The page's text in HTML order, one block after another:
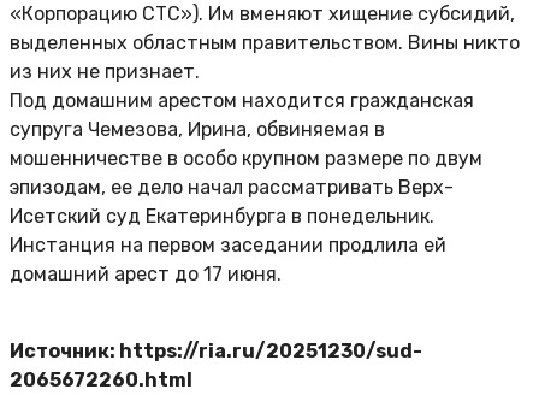
«Корпорацию СТС»). Им вменяют хищение субсидий,
выделенных областным правительством. Вины никто
из них не признает.
Под домашним арестом находится гражданская
супруга Чемезова, Ирина, обвиняемая в
мошенничестве в особо крупном размере по двум
эпизодам, ее дело начал рассматривать Верх-
Исетский суд Екатеринбурга в понедельник.
Инстанция на первом заседании продлила ей
домашний арест до 17 июня.
Источник: https://ria.ru/20251230/sud-
2065672260.html